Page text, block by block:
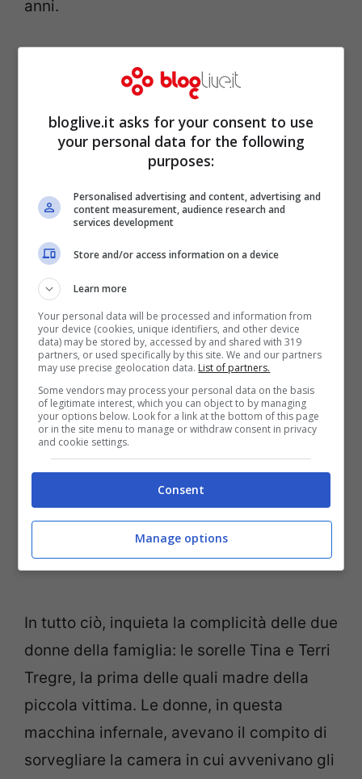
anni.
stuprata più e più volte
(il fratello) e Matherne. Il primo dei tre
avrebbe minacciato di morte la bambina in
più di una occasione e l’avrebbe anche
costretta a dormire in un canile
circostanza pare l’abbia violentata dopo
averla legata ad un albero in una sperduta
campagna della zona, dove l’aveva portata
con la scusa che sarebbero andati a
pesca.
In tutto ciò, inquieta la complicità delle due
donne della famiglia: le sorelle Tina e Terri
Tregre, la prima delle quali madre della
piccola vittima. Le donne, in questa
macchina infernale, avevano il compito di
sorvegliare la camera in cui avvenivano gli
bloglive.it asks for your consent to use
your personal data for the following
purposes:
Personalised advertising and content, advertising and
content measurement, audience research and
services development
Store and/or access information on a device
Learn more
Your personal data will be processed and information from
your device (cookies, unique identifiers, and other device
data) may be stored by, accessed by and shared with 319
partners, or used specifically by this site. We and our partners
may use precise geolocation data. List of partners.
Some vendors may process your personal data on the basis
of legitimate interest, which you can object to by managing
your options below. Look for a link at the bottom of this page
or in the site menu to manage or withdraw consent in privacy
and cookie settings.
Consent
Manage options